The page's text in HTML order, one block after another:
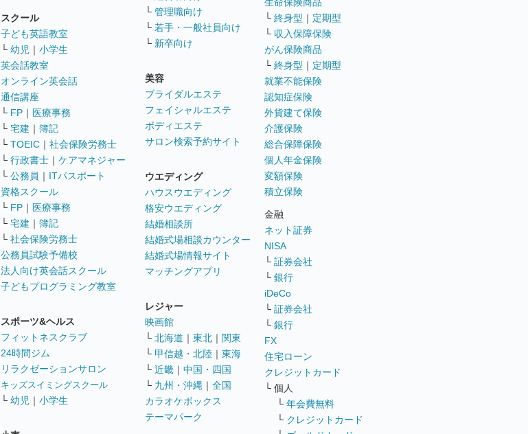
スクール
子ども英語教室
└ 幼児 ｜ 小学生
英会話教室
オンライン英会話
通信講座
└ FP ｜ 医療事務
└ 宅建 ｜ 簿記
└ TOEIC ｜ 社会保険労務士
└ 行政書士 ｜ ケアマネジャー
└ 公務員 ｜ ITパスポート
資格スクール
└ FP ｜ 医療事務
└ 宅建 ｜ 簿記
└ 社会保険労務士
公務員試験予備校
法人向け英会話スクール
子どもプログラミング教室
スポーツ&ヘルス
フィットネスクラブ
24時間ジム
リラクゼーションサロン
キッズスイミングスクール
└ 幼児 ｜ 小学生
└ 管理職向け
└ 若手・一般社員向け
└ 新卒向け
美容
ブライダルエステ
フェイシャルエステ
ボディエステ
サロン検索予約サイト
ウエディング
ハウスウエディング
格安ウエディング
結婚相談所
結婚式場相談カウンター
結婚式場情報サイト
マッチングアプリ
レジャー
映画館
└ 北海道 ｜ 東北 ｜ 関東
└ 甲信越・北陸 ｜ 東海
└ 近畿 ｜ 中国・四国
└ 九州・沖縄 ｜ 全国
カラオケボックス
テーマパーク
└ 終身型 ｜ 定期型
└ 収入保障保険
がん保険商品
└ 終身型 ｜ 定期型
就業不能保険
認知症保険
外貨建て保険
介護保険
総合保障保険
個人年金保険
変額保険
積立保険
金融
ネット証券
NISA
└ 証券会社
└ 銀行
iDeCo
└ 証券会社
└ 銀行
FX
住宅ローン
クレジットカード
└ 個人
└ 年会費無料
└ クレジットカード